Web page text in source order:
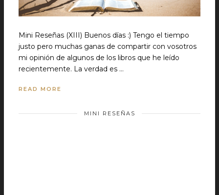
Mini Reseñas (XIII) Buenos días :) Tengo el tiempo
justo pero muchas ganas de compartir con vosotros
mi opinión de algunos de los libros que he leído
recientemente. La verdad es …
READ MORE
MINI RESEÑAS